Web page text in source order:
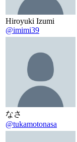
Hiroyuki Izumi
@imimi39
なさ
@tukamotonasa